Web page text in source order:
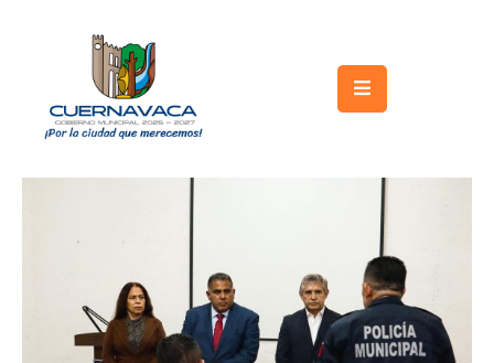
Gobierno
Trámites
Licitaciones